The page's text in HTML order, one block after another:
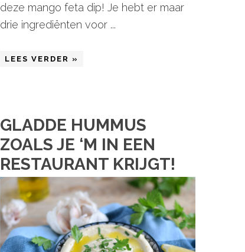
deze mango feta dip! Je hebt er maar
drie ingrediënten voor ...
LEES VERDER »
GLADDE HUMMUS
ZOALS JE ‘M IN EEN
RESTAURANT KRIJGT!